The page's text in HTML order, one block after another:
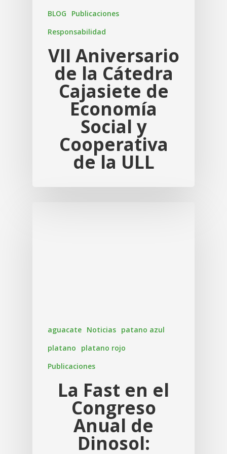
BLOG
Publicaciones
Responsabilidad
VII Aniversario
de la Cátedra
Cajasiete de
Economía
Social y
Cooperativa
de la ULL
aguacate Noticias patano azul
platano
platano rojo
Publicaciones
La Fast en el
Congreso
Anual de
Dinosol: